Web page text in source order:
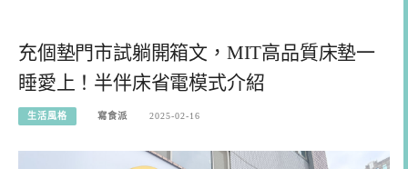
充個墊門市試躺開箱文，MIT高品質床墊一
睡愛上！半伴床省電模式介紹
生活風格 寫食派 2025-02-16